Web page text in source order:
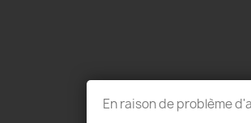
En raison de problème